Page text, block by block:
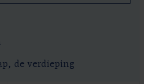
de verdieping